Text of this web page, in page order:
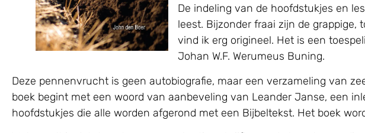
De indeling van de hoofdstukjes en
leest. Bijzonder fraai zijn de
vind ik erg origineel. Het is een
Johan W.F. Werumeus Buning.
Deze pennenvrucht is geen autobiografie, maar een verzameling van
boek begint met een woord van aanbeveling van Leander Janse, een
hoofdstukjes die alle worden afgerond met een Bijbeltekst. Het boek